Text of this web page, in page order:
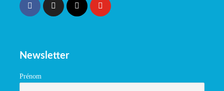
Newsletter
Prénom